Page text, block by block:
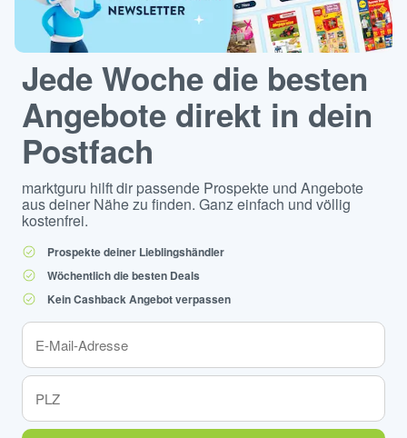
Jede Woche die besten
Angebote direkt in dein
Postfach
marktguru hilft dir passende Prospekte und Angebote
aus deiner Nähe zu finden. Ganz einfach und völlig
kostenfrei.
Prospekte deiner Lieblingshändler
Wöchentlich die besten Deals
Kein Cashback Angebot verpassen